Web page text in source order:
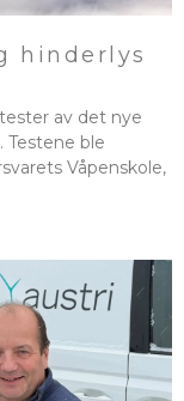
hinderlys
av det nye
Testene ble
Våpenskole,